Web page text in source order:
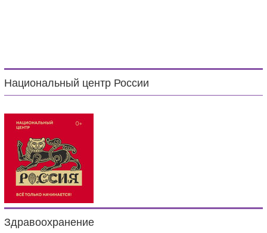
Национальный центр России
Здравоохранение